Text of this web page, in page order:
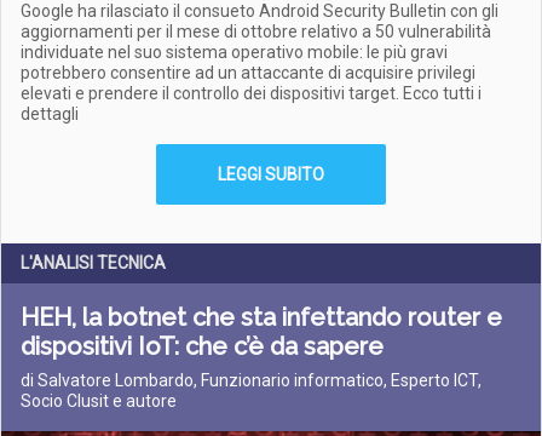
Google ha rilasciato il consueto Android Security Bulletin con gli
aggiornamenti per il mese di ottobre relativo a 50 vulnerabilità
individuate nel suo sistema operativo mobile: le più gravi
potrebbero consentire ad un attaccante di acquisire privilegi
elevati e prendere il controllo dei dispositivi target. Ecco tutti i
dettagli
LEGGI SUBITO
L'ANALISI TECNICA
HEH, la botnet che sta infettando router e
dispositivi IoT: che c’è da sapere
di Salvatore Lombardo, Funzionario informatico, Esperto ICT,
Socio Clusit e autore